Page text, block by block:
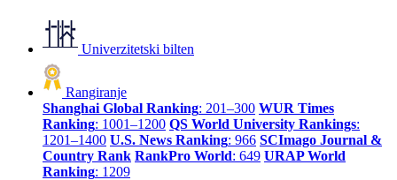
Univerzitetski bilten
Rangiranje
Shanghai Global Ranking: 201–300 WUR Times
Ranking: 1001–1200 QS World University Rankings:
1201–1400 U.S. News Ranking: 966 SCImago Journal &
Country Rank RankPro World: 649 URAP World
Ranking: 1209